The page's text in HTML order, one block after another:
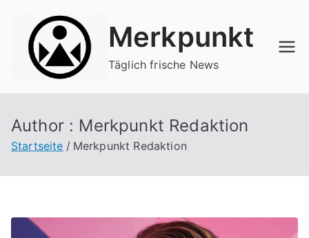
springen
Merkpunkt
Täglich frische News
Author : Merkpunkt Redaktion
Startseite Merkpunkt Redaktion